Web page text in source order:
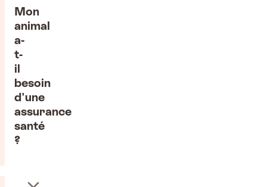
Mon
animal
a-
t-
il
besoin
d'une
assurance
santé
?